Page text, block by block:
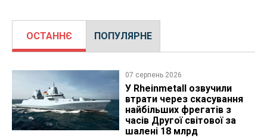
ОСТАННЄ ПОПУЛЯРНЕ
07 серпень 2026
У Rheinmetall озвучили
втрати через скасування
найбільших фрегатів з
часів Другої світової за
шалені 18 млрд